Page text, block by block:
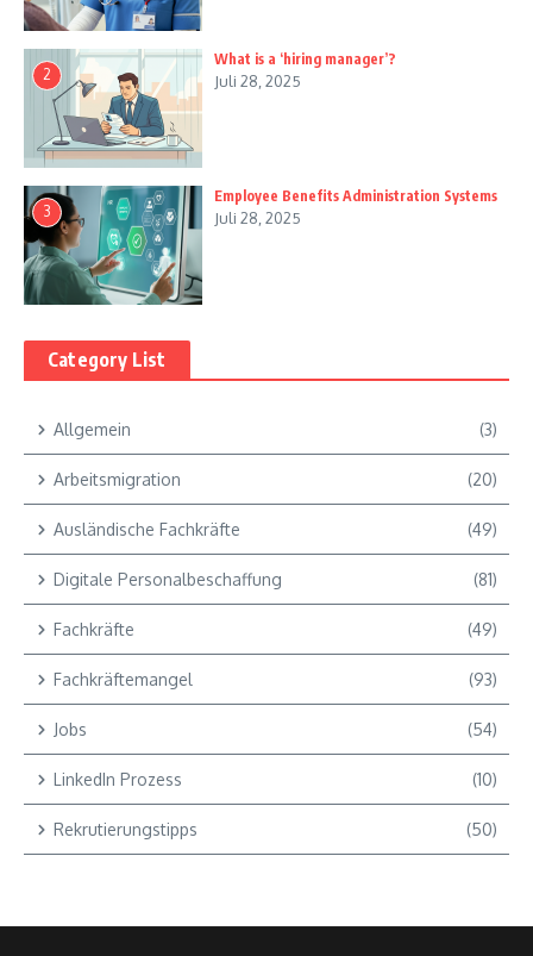
2
What is a ‘hiring manager’?
Juli 28, 2025
3
Employee Benefits Administration Systems
Juli 28, 2025
Category List
Allgemein (3)
Arbeitsmigration (20)
Ausländische Fachkräfte (49)
Digitale Personalbeschaffung (81)
Fachkräfte (49)
Fachkräftemangel (93)
Jobs (54)
LinkedIn Prozess (10)
Rekrutierungstipps (50)